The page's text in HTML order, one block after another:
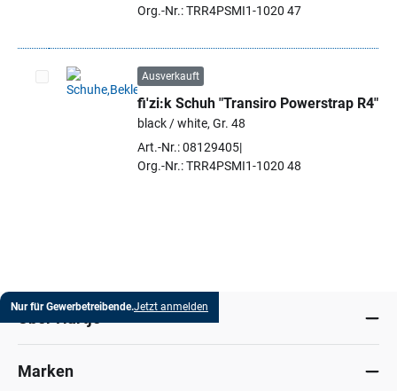
Org.-Nr.: TRR4PSMI1-1020 47
Artikel auswählen
Ausverkauft
fi'zi:k Schuh "Transiro Powerstrap R4"
black / white, Gr. 48
Art.-Nr.: 08129405
Org.-Nr.: TRR4PSMI1-1020 48
Nur für Gewerbetreibende.Jetzt anmelden
Marken